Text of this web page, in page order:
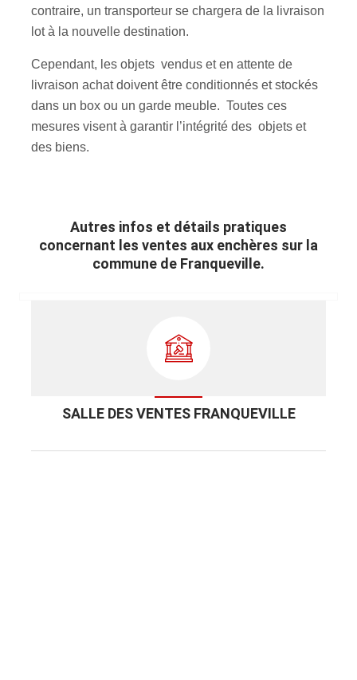
contraire, un transporteur se chargera de la livraison
lot à la nouvelle destination.
Cependant, les objets vendus et en attente de
livraison achat doivent être conditionnés et stockés
dans un box ou un garde meuble. Toutes ces
mesures visent à garantir l’intégrité des objets et
des biens.
Autres infos et détails pratiques
concernant les ventes aux enchères sur la
commune de Franqueville.
SALLE DES VENTES FRANQUEVILLE